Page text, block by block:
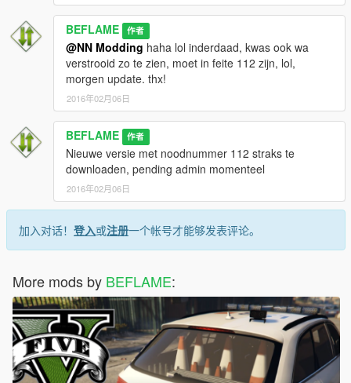
Visualsettings
>>> GTAV/Mods/Update/Update.rpf/Common/Data
Vehicle.meta
>>> GTAV/Mods/Update/Update.rpf/Common/Data/Levels/gta5
BEFLAME 作者
@NN Modding haha lol inderdaad, kwas ook wa
verstrooid zo te zien, moet in feite 112 zijn, lol,
morgen update. thx!
2016年02月06日
BEFLAME 作者
Nieuwe versie met noodnummer 112 straks te
downloaden, pending admin momenteel
2016年02月06日
加入对话！ 登入或注册一个帐号才能够发表评论。
More mods by BEFLAME: